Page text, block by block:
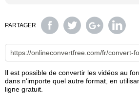
PARTAGER
Il est possible de convertir les vidéos au
dans n'importe quel autre format, en
ligne gratuit.